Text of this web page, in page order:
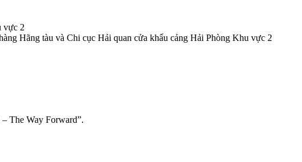
vực 2
Hãng tàu và Chi cục Hải quan cửa khẩu cảng Hải Phòng Khu vực 2
The Way Forward”.